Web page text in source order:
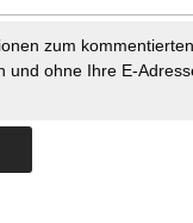
zum
ohne Ihre E-